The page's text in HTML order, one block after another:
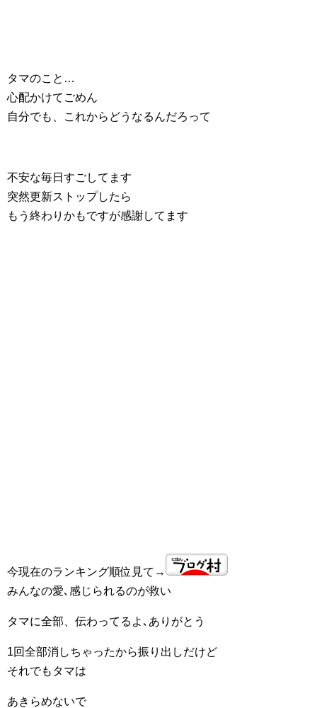
タマのこと…
心配かけてごめん
自分でも、これからどうなるんだろって
不安な毎日すごしてます
突然更新ストップしたら
もう終わりかもですが感謝してます
今現在のランキング順位見て→
みんなの愛､感じられるのが救い
タマに全部、伝わってるよ､ありがとう
1回全部消しちゃったから振り出しだけど
それでもタマは
あきらめないで